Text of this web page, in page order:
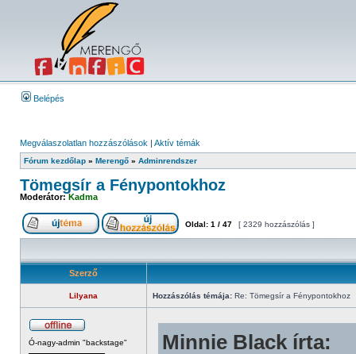
Belépés
Megválaszolatlan hozzászólások | Aktív témák
Fórum kezdőlap » Merengő » Adminrendszer
Tömegsír a Fénypontokhoz
Moderátor:Kadma
Oldal: 1 / 47 [ 2329 hozzászólás ]
Szerző
Lilyana Hozzászólás témája: Re: Tömegsír a Fénypontokhoz
Ó-nagy-admin "backstage" Minnie Black írta: